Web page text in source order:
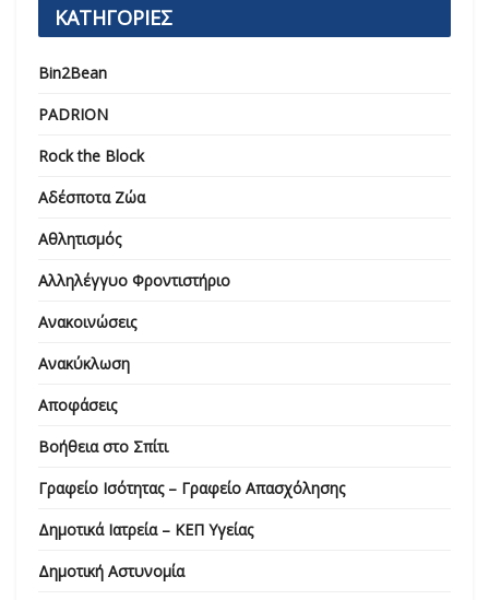
ΚΑΤΗΓΟΡΙΕΣ
Bin2Bean
PADRION
Rock the Block
Αδέσποτα Ζώα
Αθλητισμός
Αλληλέγγυο Φροντιστήριο
Ανακοινώσεις
Ανακύκλωση
Αποφάσεις
Βοήθεια στο Σπίτι
Γραφείο Ισότητας – Γραφείο Απασχόλησης
Δημοτικά Ιατρεία – ΚΕΠ Υγείας
Δημοτική Αστυνομία